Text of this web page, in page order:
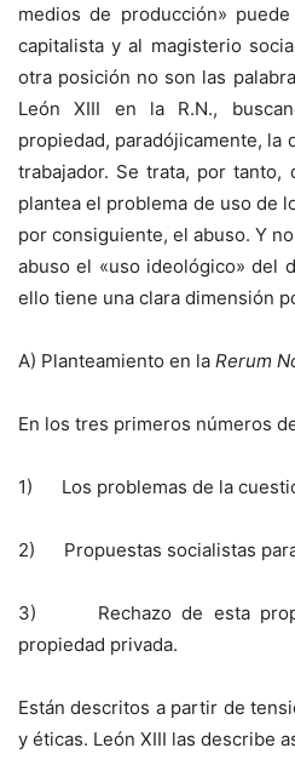
medios de producción»
capitalista y al magisterio
otra posición no son las
León XIII en la R.N.,
propiedad, paradójicamente, la
trabajador. Se trata, por tanto,
plantea el problema de uso de
por consiguiente, el abuso. Y
abuso el «uso ideológico» del
ello tiene una clara dimensión
A) Planteamiento en la Rerum
En los tres primeros números
1) Los problemas de la
2) Propuestas socialistas
3) Rechazo de esta
propiedad privada.
Están descritos a partir de
y éticas. León XIII las describe